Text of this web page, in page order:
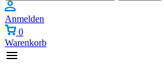
Anmelden
0
Warenkorb